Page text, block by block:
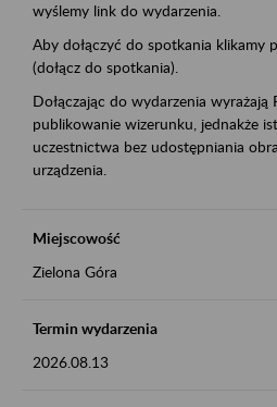
wyślemy link do wydarzenia.
Aby dołączyć do spotkania klikamy
(dołącz do spotkania).
Dołączając do wydarzenia wyrażają
publikowanie wizerunku, jednakże
uczestnictwa bez udostępniania
urządzenia.
Miejscowość
Zielona Góra
Termin wydarzenia
2026.08.13